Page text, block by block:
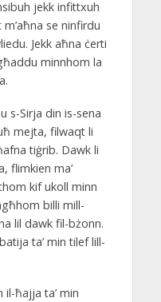
jekk infittxuh
m’aħna se ninfirdu
Jekk aħna ċerti
minnhom la
s-Sirja din is-sena
mejta, filwaqt li
tiġrib. Dawk li
flimkien ma’
kif ukoll minn
billi mill-
lil dawk fil-bżonn.
ta’ min tilef lill-
ħajja ta’ min